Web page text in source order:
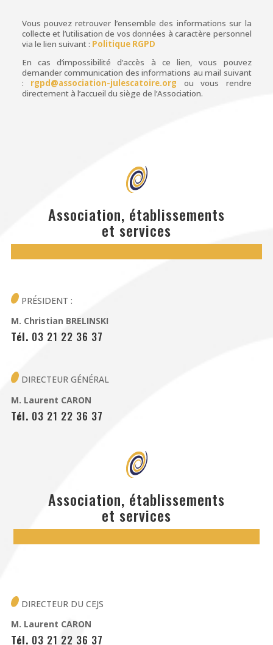
Vous pouvez retrouver l’ensemble des informations sur la
collecte et l’utilisation de vos données à caractère personnel
via le lien suivant : Politique RGPD
En cas d’impossibilité d’accès à ce lien, vous pouvez
demander communication des informations au mail suivant
: rgpd@association-julescatoire.org ou vous rendre
directement à l’accueil du siège de l’Association.
Association, établissements
et services
PRÉSIDENT :
M. Christian BRELINSKI
Tél. 03 21 22 36 37
DIRECTEUR GÉNÉRAL
M. Laurent CARON
Tél. 03 21 22 36 37
Association, établissements
et services
DIRECTEUR DU CEJS
M. Laurent CARON
Tél. 03 21 22 36 37